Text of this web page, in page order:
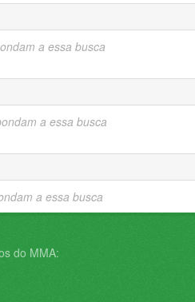
a essa busca
a essa busca
a essa busca
do MMA: